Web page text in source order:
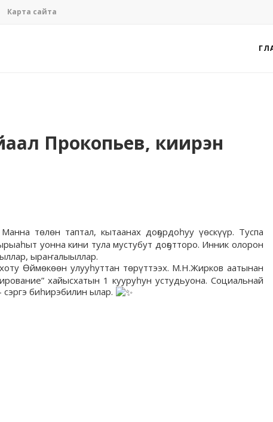
Карта сайта
Прокопьев, киирэн
төлөн таптал, кытаанах доҕордоһуу үөскүүр. Туспа
уонна кини тула мустубут доҕотторо. Инник олорон
ыраҥалыыллар.
Өймөкөөн улууһуттан төрүттээх. М.Н.Жирков аатынан
хайысхатын 1 кууруһун устудьуона. Социальнай
биһирэбилин ылар.